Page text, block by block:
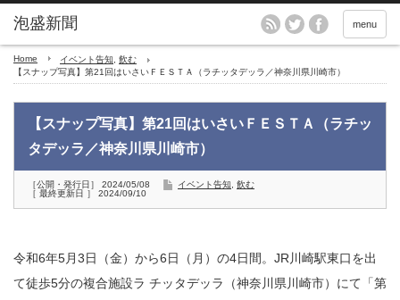
menu
Home イベント告知
飲む
【スナップ写真】第21回はいさいＦＥＳＴＡ（ラチッタデッラ／神奈川県川崎市）
【スナップ写真】第21回はいさいＦＥＳＴＡ（ラチッ
タデッラ／神奈川県川崎市）
［公開・発行日］ 2024/05/08
［ 最終更新日 ］ 2024/09/10
イベント告知 飲む
令和6年5月3日（金）から6日（月）の4日間。JR川崎駅東口を出
て徒歩5分の複合施設ラ チッタデッラ（神奈川県川崎市）にて「第